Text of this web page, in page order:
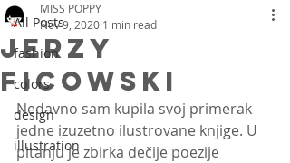
All Posts
fashion
colors
design
illustration
Jerzy
Ficowski
MISS POPPY
Nov 9, 2020 1 min read
Nedavno sam kupila svoj primerak
jedne izuzetno ilustrovane knjige. U
pitanju je zbirka dečije poezije